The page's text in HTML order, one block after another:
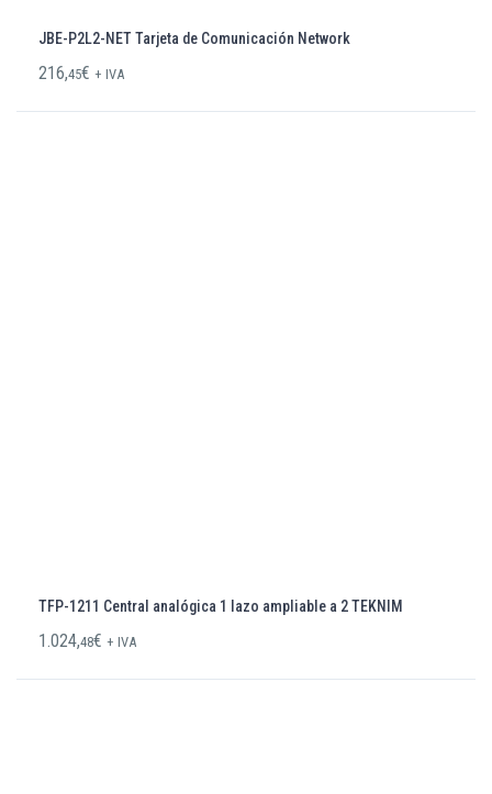
JBE-P2L2-NET Tarjeta de Comunicación Network
216,45€ + IVA
TFP-1211 Central analógica 1 lazo ampliable a 2 TEKNIM
1.024,48€ + IVA